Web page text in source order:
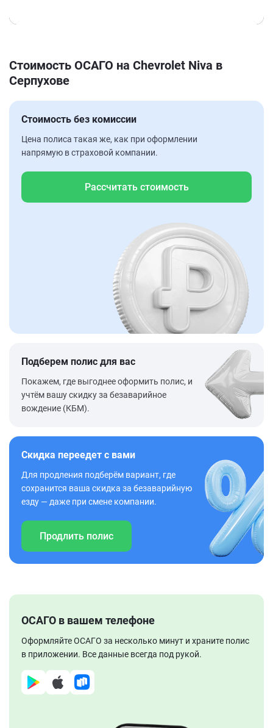
Стоимость ОСАГО на Chevrolet Niva в
Серпухове
Стоимость без комиссии
Цена полиса такая же, как при оформлении
напрямую в страховой компании.
Рассчитать стоимость
Подберем полис для вас
Покажем, где выгоднее оформить полис, и
учтём вашу скидку за безаварийное
вождение (КБМ).
Скидка переедет с вами
Для продления подберём вариант, где
сохранится ваша скидка за безаварийную
езду — даже при смене компании.
Продлить полис
ОСАГО в вашем телефоне
Оформляйте ОСАГО за несколько минут и храните полис
в приложении. Все данные всегда под рукой.